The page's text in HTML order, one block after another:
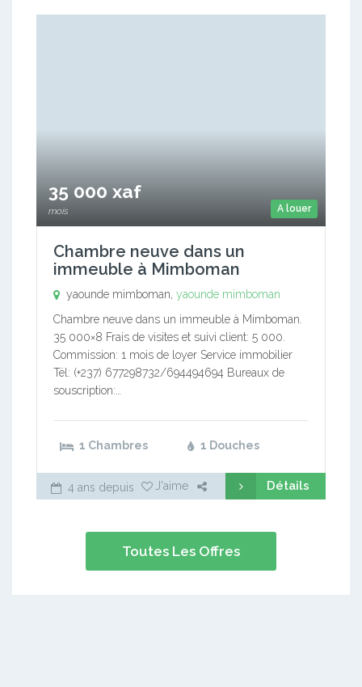
A louer
35 000 xaf
mois
Chambre neuve dans un
immeuble à Mimboman
yaounde mimboman, yaounde mimboman
Chambre neuve dans un immeuble à Mimboman.
35 000×8 Frais de visites et suivi client: 5 000.
Commission: 1 mois de loyer Service immobilier
Tél: (+237) 677298732/694494694 Bureaux de
souscription:…
1 Chambres 1 Douches
4 ans depuis J'aime Détails
Toutes Les Offres